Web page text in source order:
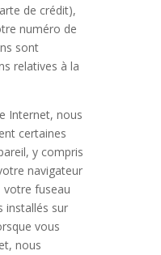
de crédit),
numéro de
sont
relatives à la
Internet, nous
certaines
y compris
navigateur
votre fuseau
installés sur
vous
nous